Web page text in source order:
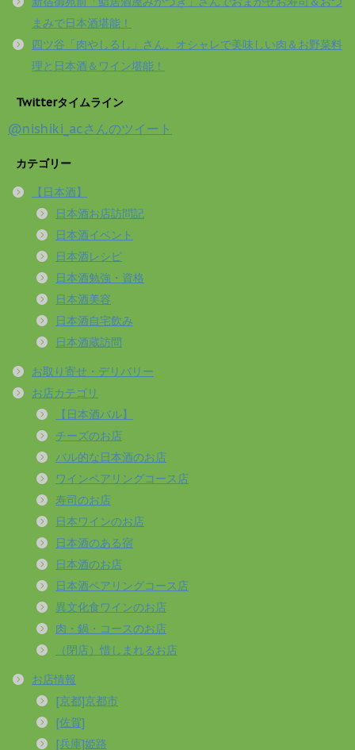
まみで日本酒堪能！
四ツ谷「肉やしるし」さん、オシャレで美味しい肉＆お野菜料
理と日本酒＆ワイン堪能！
Twitterタイムライン
@nishiki_acさんのツイート
カテゴリー
【日本酒】
日本酒お店訪問記
日本酒イベント
日本酒レシピ
日本酒勉強・資格
日本酒美容
日本酒自宅飲み
日本酒蔵訪問
お取り寄せ・デリバリー
お店カテゴリ
【日本酒バル】
チーズのお店
バル的な日本酒のお店
ワインペアリングコース店
寿司のお店
日本ワインのお店
日本酒のある宿
日本酒のお店
日本酒ペアリングコース店
異文化食ワインのお店
肉・鍋・コースのお店
（閉店）惜しまれるお店
お店情報
[京都]京都市
[佐賀]
[兵庫]姫路